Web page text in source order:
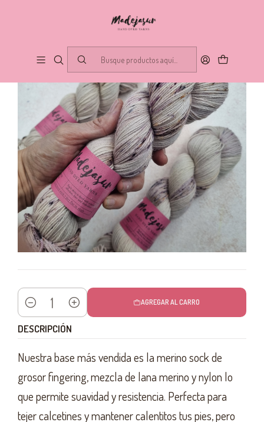
Cantidad
AGREGAR AL CARRO
DESCRIPCIÓN
Nuestra base más vendida es la merino sock de
grosor fingering, mezcla de lana merino y nylon lo
que permite suavidad y resistencia. Perfecta para
tejer calcetines y mantener calentitos tus pies, pero